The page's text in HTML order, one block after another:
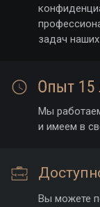
задач
Мы
и имеем в
Вы можете